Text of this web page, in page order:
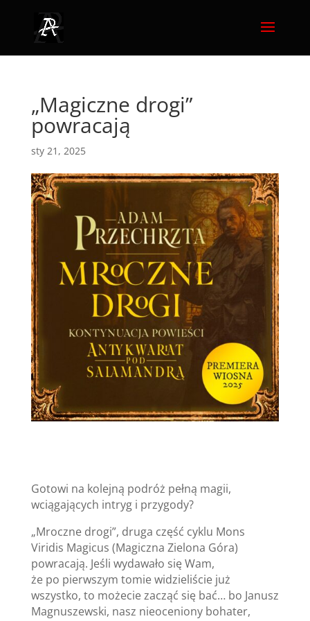
„Magiczne drogi”
powracają
sty 21, 2025
Gotowi na kolejną podróż pełną magii,
wciągających intryg i przygody?
„Mroczne drogi”, druga część cyklu Mons
Viridis Magicus (Magiczna Zielona Góra)
powracają. Jeśli wydawało się Wam,
że po pierwszym tomie widzieliście już
wszystko, to możecie zacząć się bać… bo Janusz
Magnuszewski, nasz nieoceniony bohater,